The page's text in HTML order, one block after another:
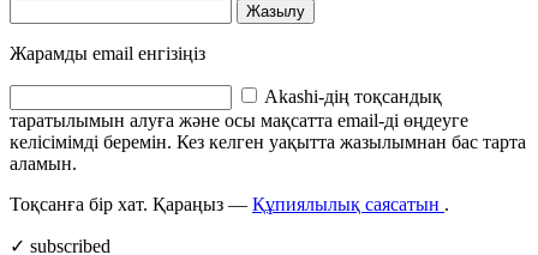
Жазылу
Жарамды email енгізіңіз
Akashi-дің тоқсандық
таратылымын алуға және осы мақсатта email-ді өңдеуге
келісімімді беремін. Кез келген уақытта жазылымнан бас тарта
аламын.
Тоқсанға бір хат. Қараңыз — Құпиялылық саясатын .
✓ subscribed